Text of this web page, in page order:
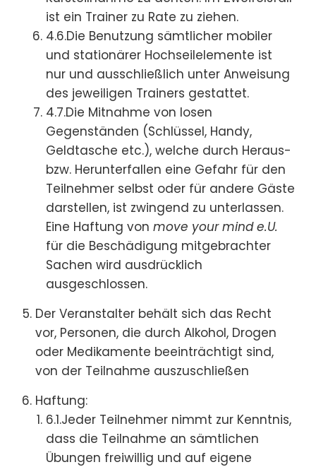
ist ein Trainer zu Rate zu ziehen.
4.6.Die Benutzung sämtlicher mobiler
und stationärer Hochseilelemente ist
nur und ausschließlich unter Anweisung
des jeweiligen Trainers gestattet.
4.7.Die Mitnahme von losen
Gegenständen (Schlüssel, Handy,
Geldtasche etc.), welche durch Heraus-
bzw. Herunterfallen eine Gefahr für den
Teilnehmer selbst oder für andere Gäste
darstellen, ist zwingend zu unterlassen.
Eine Haftung von move your mind e.U.
für die Beschädigung mitgebrachter
Sachen wird ausdrücklich
ausgeschlossen.
Der Veranstalter behält sich das Recht
vor, Personen, die durch Alkohol, Drogen
oder Medikamente beeinträchtigt sind,
von der Teilnahme auszuschließen
Haftung:
6.1.Jeder Teilnehmer nimmt zur Kenntnis,
dass die Teilnahme an sämtlichen
Übungen freiwillig und auf eigene